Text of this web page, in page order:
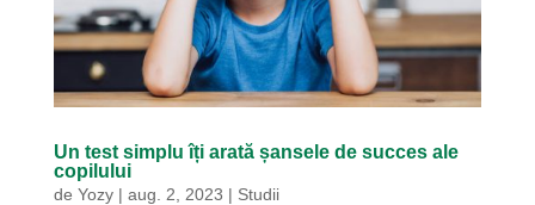
Un test simplu îți arată șansele de succes ale
copilului
de Yozy| aug. 2, 2023 | Studii